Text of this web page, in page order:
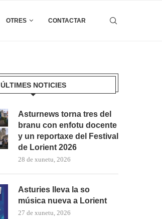
OTRES CONTACTAR
ÚLTIMES NOTICIES
Asturnews torna tres del
branu con enfotu docente
y un reportaxe del Festival
de Lorient 2026
28 de xunetu, 2026
Asturies lleva la so
música nueva a Lorient
27 de xunetu, 2026